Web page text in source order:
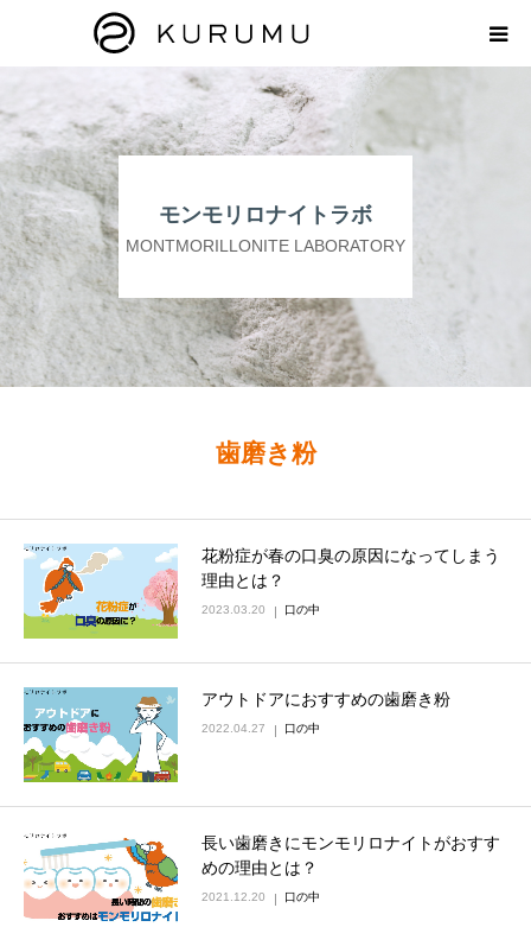
モンモリロナイトラボ
MONTMORILLONITE LABORATORY
歯磨き粉
花粉症が春の口臭の原因になってしまう
理由とは？
2023.03.20 口の中
アウトドアにおすすめの歯磨き粉
2022.04.27 口の中
長い歯磨きにモンモリロナイトがおすす
めの理由とは？
2021.12.20 口の中
HOME
ABOUT
プロダクト
モンモリロナイトラボ
お知らせ